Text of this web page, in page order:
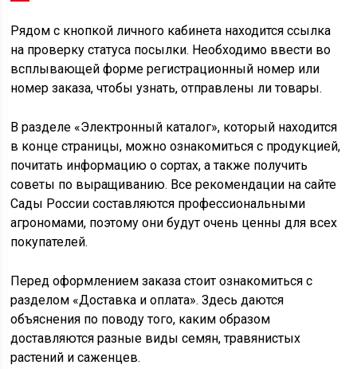
Рядом с кнопкой личного кабинета находится ссылка
на проверку статуса посылки. Необходимо ввести во
всплывающей форме регистрационный номер или
номер заказа, чтобы узнать, отправлены ли товары.
В разделе «Электронный каталог», который находится
в конце страницы, можно ознакомиться с продукцией,
почитать информацию о сортах, а также получить
советы по выращиванию. Все рекомендации на сайте
Сады России составляются профессиональными
агрономами, поэтому они будут очень ценны для всех
покупателей.
Перед оформлением заказа стоит ознакомиться с
разделом «Доставка и оплата». Здесь даются
объяснения по поводу того, каким образом
доставляются разные виды семян, травянистых
растений и саженцев.